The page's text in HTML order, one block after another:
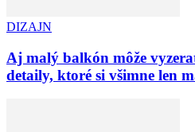
DIZAJN
Aj malý balkón môže
detaily, ktoré si všimne len